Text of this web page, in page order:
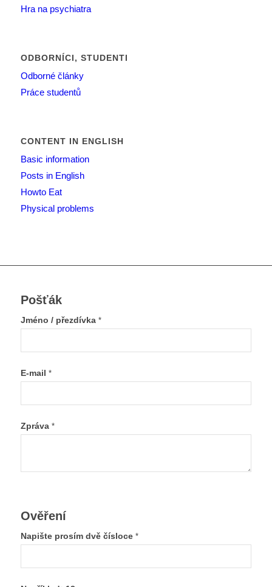
Hra na psychiatra
ODBORNÍCI, STUDENTI
Odborné články
Práce studentů
CONTENT IN ENGLISH
Basic information
Posts in English
Howto Eat
Physical problems
Pošťák
Jméno / přezdívka *
E-mail *
Zpráva *
Ověření
Napište prosím dvě čísloce *